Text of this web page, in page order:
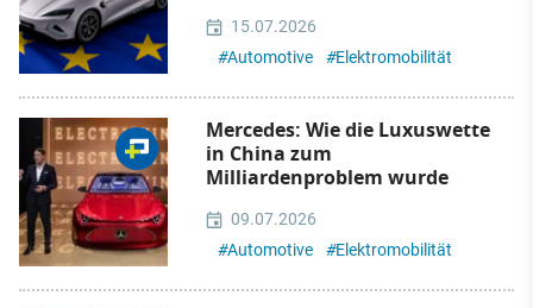
15.07.2026
#Automotive #Elektromobilität
Mercedes: Wie die Luxuswette
in China zum
Milliardenproblem wurde
09.07.2026
#Automotive #Elektromobilität